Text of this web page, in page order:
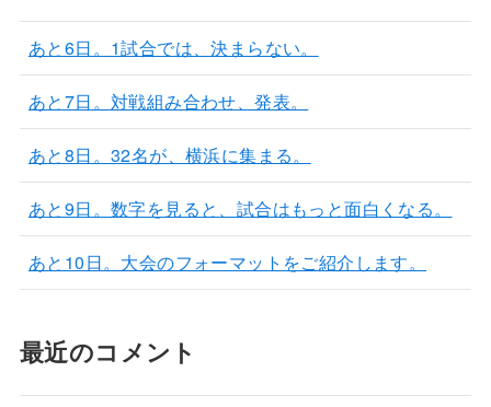
あと6日。1試合では、決まらない。
あと7日。対戦組み合わせ、発表。
あと8日。32名が、横浜に集まる。
あと9日。数字を見ると、試合はもっと面白くなる。
あと10日。大会のフォーマットをご紹介します。
最近のコメント